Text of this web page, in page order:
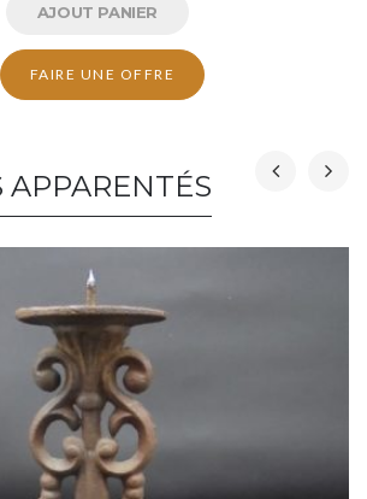
AJOUT PANIER
FAIRE UNE OFFRE
APPARENTÉS